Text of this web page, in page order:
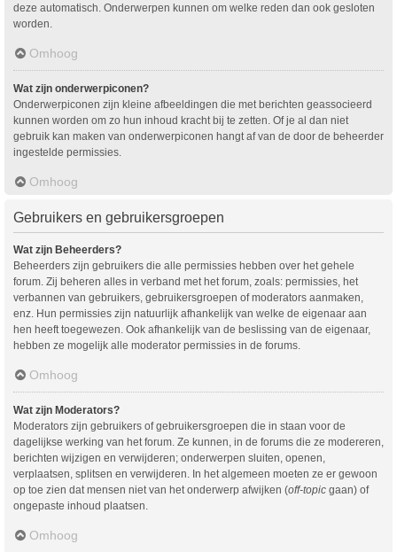
deze automatisch. Onderwerpen kunnen om welke reden dan ook gesloten
worden.
Omhoog
Wat zijn onderwerpiconen?
Onderwerpiconen zijn kleine afbeeldingen die met berichten geassocieerd
kunnen worden om zo hun inhoud kracht bij te zetten. Of je al dan niet
gebruik kan maken van onderwerpiconen hangt af van de door de beheerder
ingestelde permissies.
Omhoog
Gebruikers en gebruikersgroepen
Wat zijn Beheerders?
Beheerders zijn gebruikers die alle permissies hebben over het gehele
forum. Zij beheren alles in verband met het forum, zoals: permissies, het
verbannen van gebruikers, gebruikersgroepen of moderators aanmaken,
enz. Hun permissies zijn natuurlijk afhankelijk van welke de eigenaar aan
hen heeft toegewezen. Ook afhankelijk van de beslissing van de eigenaar,
hebben ze mogelijk alle moderator permissies in de forums.
Omhoog
Wat zijn Moderators?
Moderators zijn gebruikers of gebruikersgroepen die in staan voor de
dagelijkse werking van het forum. Ze kunnen, in de forums die ze modereren,
berichten wijzigen en verwijderen; onderwerpen sluiten, openen,
verplaatsen, splitsen en verwijderen. In het algemeen moeten ze er gewoon
op toe zien dat mensen niet van het onderwerp afwijken (off-topic gaan) of
ongepaste inhoud plaatsen.
Omhoog